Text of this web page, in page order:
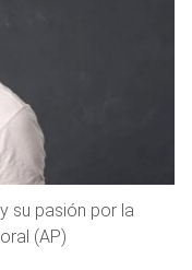
su pasión por la
(AP)